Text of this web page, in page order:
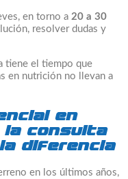
en torno a 20 a 30
resolver dudas y
tiene el tiempo que
en nutrición no llevan a
en
la consulta
diferencia
en los últimos años,